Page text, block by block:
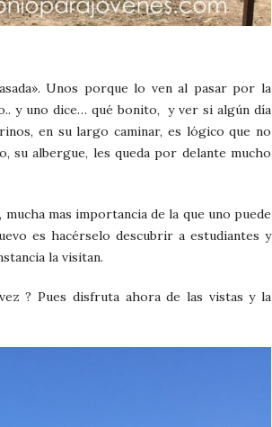
Unos porque lo ven al pasar por la
y uno dice… qué bonito, y ver si algún día
en su largo caminar, es lógico que no
su albergue, les queda por delante mucho
mas importancia de la que uno puede
es hacérselo descubrir a estudiantes y
la visitan.
? Pues disfruta ahora de las vistas y la